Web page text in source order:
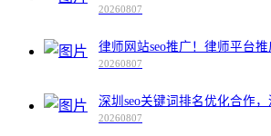
20260807
律师网站seo推广！律师平台推
20260807
深圳seo关键词排名优化合作，
20260807